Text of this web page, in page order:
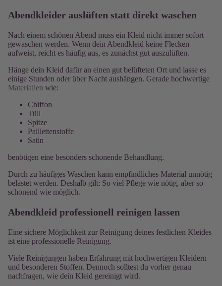
Abendkleider auslüften statt direkt waschen
Nach einem schönen Abend muss ein Kleid nicht immer sofort
gewaschen werden. Wenn dein Abendkleid keine Flecken
aufweist, reicht es häufig aus, es zunächst gut auszulüften.
Hänge dein Kleid dafür an einen gut belüfteten Ort und lasse es
einige Stunden oder über Nacht aushängen. Gerade hochwertige
Materialien wie:
Chiffon
Tüll
Spitze
Paillettenstoffe
Satin
benötigen eine besonders schonende Behandlung.
Durch zu häufiges Waschen kann empfindliches Material unnötig
belastet werden. Deshalb gilt: So viel Pflege wie nötig, aber so
schonend wie möglich.
Abendkleid professionell reinigen lassen
Eine sichere Möglichkeit zur Reinigung deines festlichen Kleides
ist eine professionelle Reinigung.
Viele Reinigungen haben Erfahrung mit hochwertigen Kleidern
und besonderen Stoffen. Dennoch solltest du vorher genau
nachfragen, wie dein Kleid gereinigt wird.